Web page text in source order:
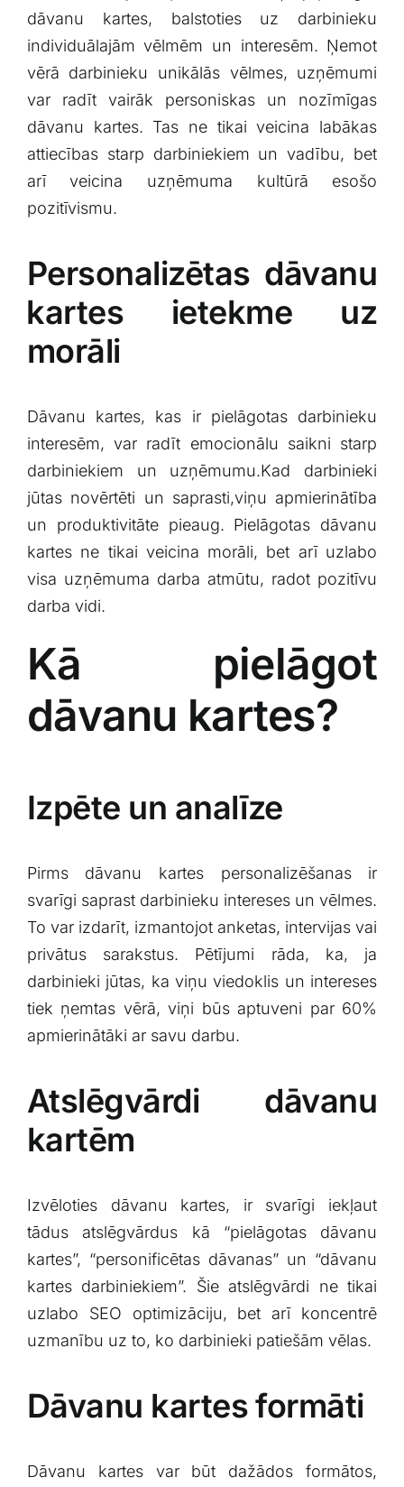
⁤dāvanu kartes, balstoties uz darbinieku
individuālajām vēlmēm un interesēm. ‍Ņemot
vērā ⁢darbinieku unikālās vēlmes, uzņēmumi
var⁤ radīt vairāk ⁢personiskas un nozīmīgas
dāvanu kartes. Tas ne tikai veicina labākas
attiecības starp darbiniekiem un vadību, bet
arī veicina‍ uzņēmuma kultūrā esošo
pozitīvismu.
Personalizētas dāvanu
⁢kartes ietekme uz
morāli
Dāvanu kartes, kas ir ‌pielāgotas darbinieku
interesēm, var radīt emocionālu saikni starp
darbiniekiem un uzņēmumu.Kad darbinieki
jūtas novērtēti un saprasti,viņu apmierinātība
un produktivitāte pieaug. Pielāgotas ⁤dāvanu
kartes ne tikai veicina morāli, bet arī uzlabo
⁢visa uzņēmuma darba ⁣atmūtu,‌ radot pozitīvu
darba vidi.
Kā ‌pielāgot
dāvanu kartes?
Izpēte un analīze
Pirms dāvanu kartes personalizēšanas ir
svarīgi ‌saprast darbinieku intereses un vēlmes.
To var izdarīt, izmantojot anketas, intervijas vai
privātus ⁣sarakstus. Pētījumi rāda, ka, ja
darbinieki jūtas, ka viņu​ viedoklis un ⁣intereses
tiek ‌ņemtas vērā,⁣ viņi būs aptuveni par 60%
apmierinātāki ar savu darbu.
Atslēgvārdi dāvanu
kartēm
Izvēloties dāvanu kartes, ir svarīgi iekļaut
tādus atslēgvārdus kā “pielāgotas‌ dāvanu
kartes”, “personificētas dāvanas” un “dāvanu
kartes darbiniekiem”. Šie atslēgvārdi ne tikai
uzlabo SEO optimizāciju, bet arī koncentrē
uzmanību uz to, ko darbinieki​ patiešām vēlas.
Dāvanu‍ kartes formāti
Dāvanu kartes var būt dažādos formātos,